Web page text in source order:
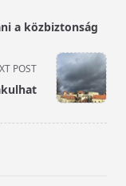
a közbiztonság
POST